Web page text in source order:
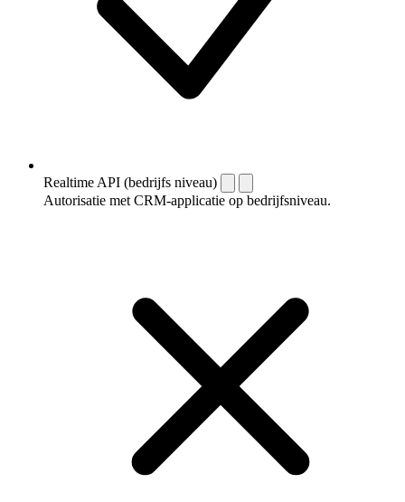
Realtime API (bedrijfs niveau)
Autorisatie met CRM-applicatie op bedrijfsniveau.